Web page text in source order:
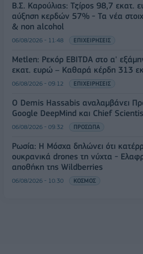
Β.Σ. Καρούλιας: Τζίρος 98,7 εκατ.
αύξηση κερδών 57% - Τα νέα
& non alcohol
06/08/2026 - 11:48 ΕΠΙΧΕΙΡΗΣΕΙΣ
Metlen: Ρεκόρ EBITDA στο α'
εκατ. ευρώ – Καθαρά κέρδη 313
06/08/2026 - 09:12 ΕΠΙΧΕΙΡΗΣΕΙΣ
Ο Demis Hassabis αναλαμβάνει
Google DeepMind και Chief
06/08/2026 - 09:32 ΠΡΟΣΩΠΑ
Ρωσία: Η Μόσχα δηλώνει ότι
ουκρανικά drones τη νύχτα -
αποθήκη της Wildberries
06/08/2026 - 10:30 ΚΟΣΜΟΣ